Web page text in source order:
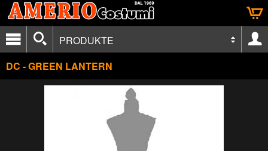
PRODUKTE
DC - GREEN LANTERN